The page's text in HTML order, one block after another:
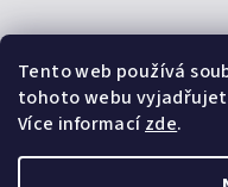
Tento web používá
tohoto webu
Více informacízde.
Přijímáme online